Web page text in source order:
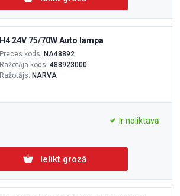
H4 24V 75/70W Auto lampa
Preces kods: NA48892
Ražotāja kods: 488923000
Ražotājs: NARVA
Ir noliktavā
Ielikt grozā